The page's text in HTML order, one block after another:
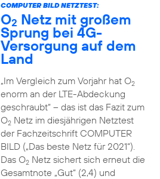
COMPUTER BILD NETZTEST:
O2 Netz mit großem
Sprung bei 4G-
Versorgung auf dem
Land
„Im Vergleich zum Vorjahr hat O2
enorm an der LTE-Abdeckung
geschraubt“ – das ist das Fazit zum
O2Netz im diesjährigen Netztest
der Fachzeitschrift COMPUTER
BILD („Das beste Netz für 2021“).
Das O2Netz sichert sich erneut die
Gesamtnote „Gut“ (2,4) und